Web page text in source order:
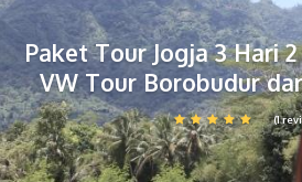
Paket Tour Jogja 3 Hari
VW Tour Borobudur
(1